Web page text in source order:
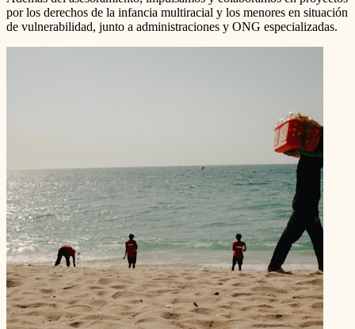
por los derechos de la infancia multiracial y los menores en situación
de vulnerabilidad, junto a administraciones y ONG especializadas.